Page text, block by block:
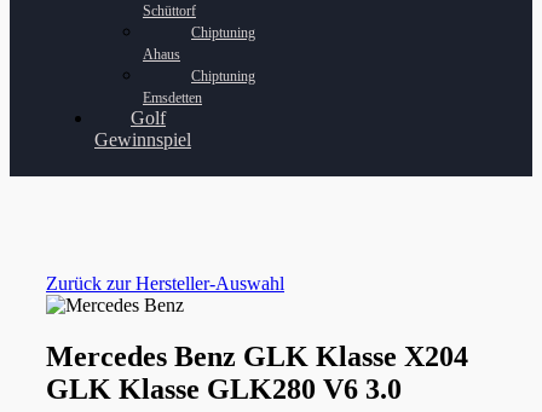
Schüttorf
Chiptuning
Ahaus
Chiptuning
Emsdetten
Golf
Gewinnspiel
Zurück zur Hersteller-Auswahl
Mercedes Benz GLK Klasse X204
GLK Klasse GLK280 V6 3.0